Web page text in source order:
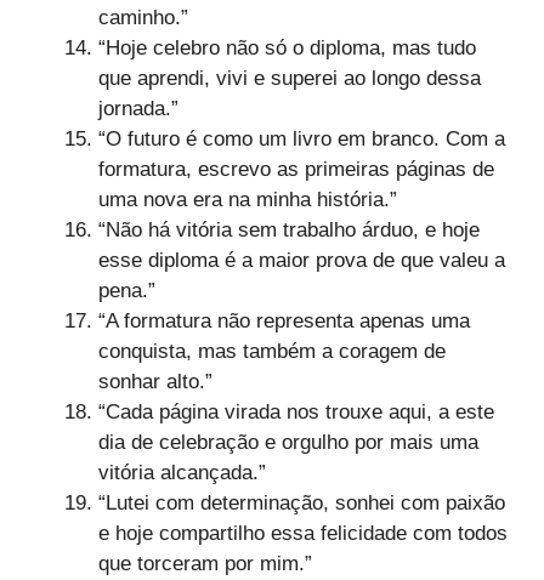
caminho.”
“Hoje celebro não só o diploma, mas tudo
que aprendi, vivi e superei ao longo dessa
jornada.”
“O futuro é como um livro em branco. Com a
formatura, escrevo as primeiras páginas de
uma nova era na minha história.”
“Não há vitória sem trabalho árduo, e hoje
esse diploma é a maior prova de que valeu a
pena.”
“A formatura não representa apenas uma
conquista, mas também a coragem de
sonhar alto.”
“Cada página virada nos trouxe aqui, a este
dia de celebração e orgulho por mais uma
vitória alcançada.”
“Lutei com determinação, sonhei com paixão
e hoje compartilho essa felicidade com todos
que torceram por mim.”